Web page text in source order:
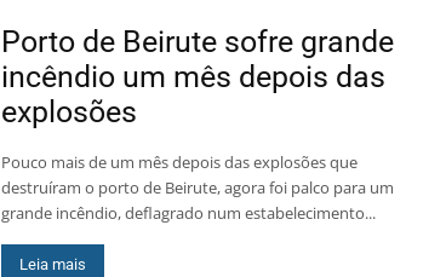
Porto de Beirute sofre grande
incêndio um mês depois das
explosões
Pouco mais de um mês depois das explosões que
destruíram o porto de Beirute, agora foi palco para um
grande incêndio, deflagrado num estabelecimento...
Leia mais